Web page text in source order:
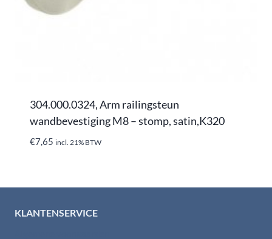
304.000.0324, Arm railingsteun
wandbevestiging M8 – stomp, satin,K320
€7,65 incl. 21% BTW
KLANTENSERVICE